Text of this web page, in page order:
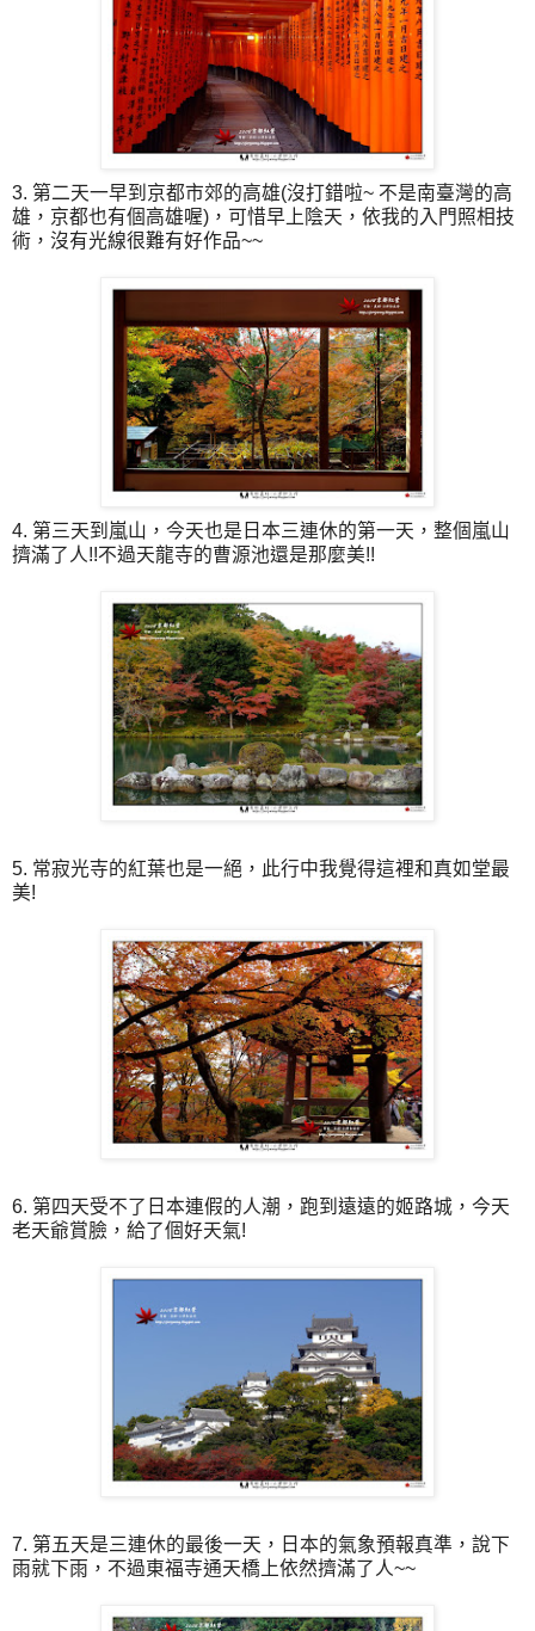
3. 第二天一早到京都市郊的高雄(沒打錯啦~ 不是南臺灣的高
雄，京都也有個高雄喔)，可惜早上陰天，依我的入門照相技
術，沒有光線很難有好作品~~
4. 第三天到嵐山，今天也是日本三連休的第一天，整個嵐山
擠滿了人!!不過天龍寺的曹源池還是那麼美!!
5. 常寂光寺的紅葉也是一絕，此行中我覺得這裡和真如堂最
美!
6. 第四天受不了日本連假的人潮，跑到遠遠的姬路城，今天
老天爺賞臉，給了個好天氣!
7. 第五天是三連休的最後一天，日本的氣象預報真準，說下
雨就下雨，不過東福寺通天橋上依然擠滿了人~~